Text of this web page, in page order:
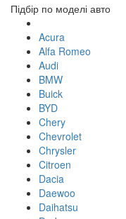
Підбір по моделі авто
Acura
Alfa Romeo
Audi
BMW
Buick
BYD
Chery
Chevrolet
Chrysler
Citroen
Dacia
Daewoo
Daihatsu